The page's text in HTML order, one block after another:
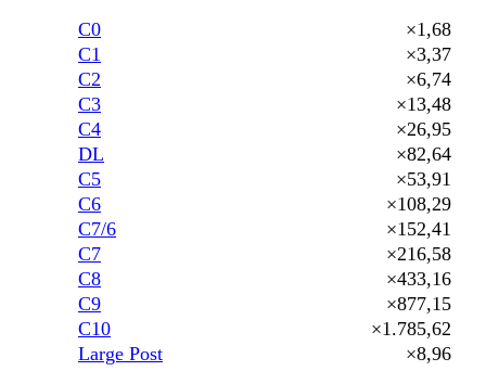
C0
×1,68
C1
×3,37
C2
×6,74
C3
×13,48
C4
×26,95
DL
×82,64
C5
×53,91
C6
×108,29
C7/6
×152,41
C7
×216,58
C8
×433,16
C9
×877,15
C10
×1.785,62
Large Post
×8,96